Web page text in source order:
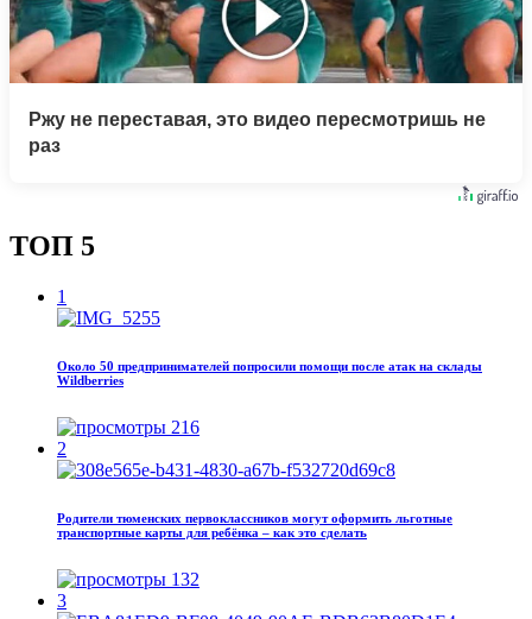
Ржу не переставая, это видео пересмотришь не
раз
ТОП 5
1
Около 50 предпринимателей попросили помощи после атак на склады
Wildberries
216
2
Родители тюменских первоклассников могут оформить льготные
транспортные карты для ребёнка – как это сделать
132
3